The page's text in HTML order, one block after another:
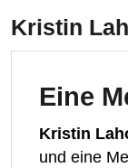
Kristin
Eine
Kristin
und eine